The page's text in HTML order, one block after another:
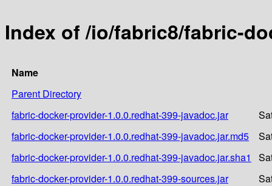
Index of /io/fabric8/fabric-
Name
Parent Directory
fabric-docker-provider-1.0.0.redhat-399-javadoc.jar
fabric-docker-provider-1.0.0.redhat-399-javadoc.jar.md5
fabric-docker-provider-1.0.0.redhat-399-javadoc.jar.sha1
fabric-docker-provider-1.0.0.redhat-399-sources.jar